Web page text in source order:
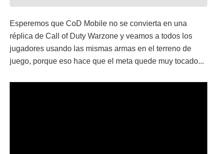
Esperemos que CoD Mobile no se convierta en una
réplica de Call of Duty Warzone y veamos a todos los
jugadores usando las mismas armas en el terreno de
juego, porque eso hace que el meta quede muy tocado...